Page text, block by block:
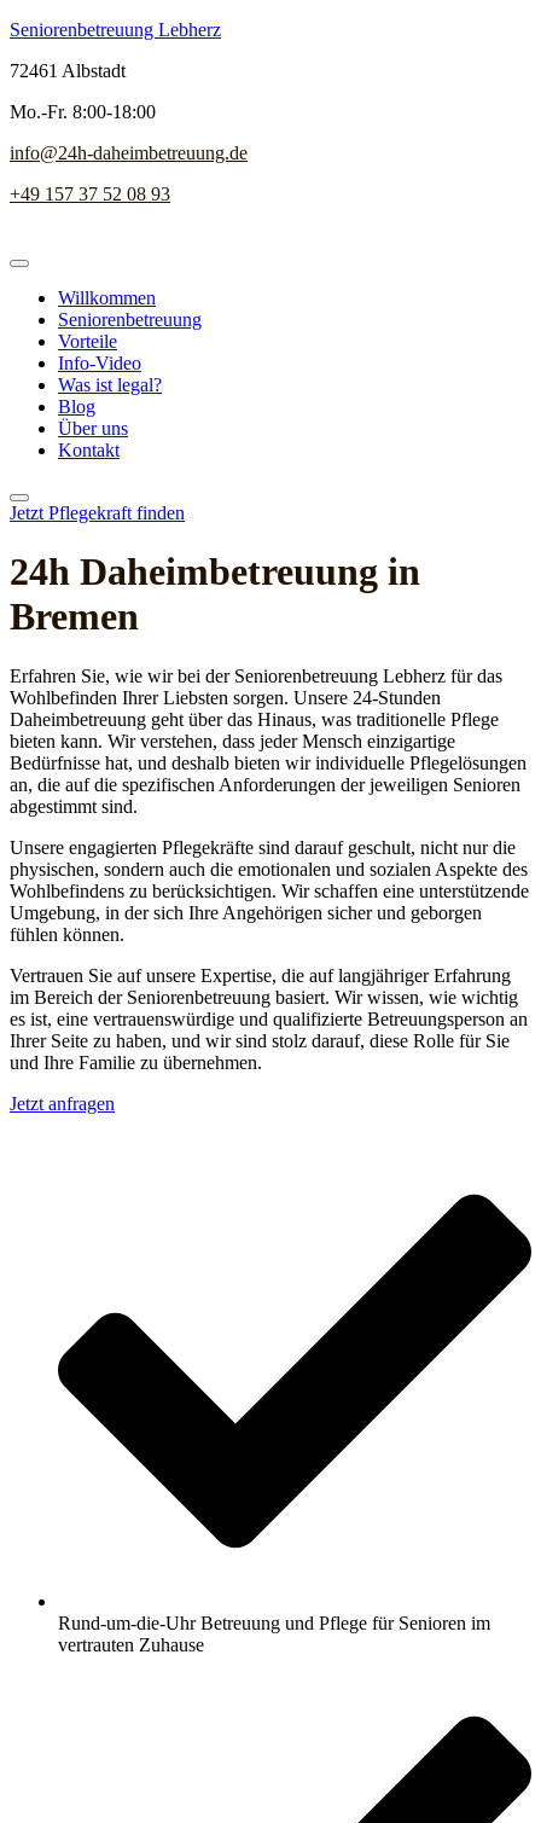
Seniorenbetreuung Lebherz
72461 Albstadt
Mo.-Fr. 8:00-18:00
info@24h-daheimbetreuung.de
+49 157 37 52 08 93
Willkommen
Seniorenbetreuung
Vorteile
Info-Video
Was ist legal?
Blog
Über uns
Kontakt
Jetzt Pflegekraft finden
24h Daheim­betreuung in
Bremen
Erfahren Sie, wie wir bei der Seniorenbetreuung Lebherz für das
Wohlbefinden Ihrer Liebsten sorgen. Unsere 24-Stunden
Daheimbetreuung geht über das Hinaus, was traditionelle Pflege
bieten kann. Wir verstehen, dass jeder Mensch einzigartige
Bedürfnisse hat, und deshalb bieten wir individuelle Pflegelösungen
an, die auf die spezifischen Anforderungen der jeweiligen Senioren
abgestimmt sind.
Unsere engagierten Pflegekräfte sind darauf geschult, nicht nur die
physischen, sondern auch die emotionalen und sozialen Aspekte des
Wohlbefindens zu berücksichtigen. Wir schaffen eine unterstützende
Umgebung, in der sich Ihre Angehörigen sicher und geborgen
fühlen können.
Vertrauen Sie auf unsere Expertise, die auf langjähriger Erfahrung
im Bereich der Seniorenbetreuung basiert. Wir wissen, wie wichtig
es ist, eine vertrauenswürdige und qualifizierte Betreuungsperson an
Ihrer Seite zu haben, und wir sind stolz darauf, diese Rolle für Sie
und Ihre Familie zu übernehmen.
Jetzt anfragen
Rund-um-die-Uhr Betreuung und Pflege für Senioren im
vertrauten Zuhause